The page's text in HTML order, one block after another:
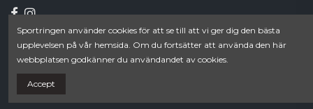
Newsletter
Sportringen använder cookies för att se till att vi ger dig den bästa
upplevelsen på vår hemsida. Om du fortsätter att använda den här
webbplatsen godkänner du användandet av cookies.
Accept